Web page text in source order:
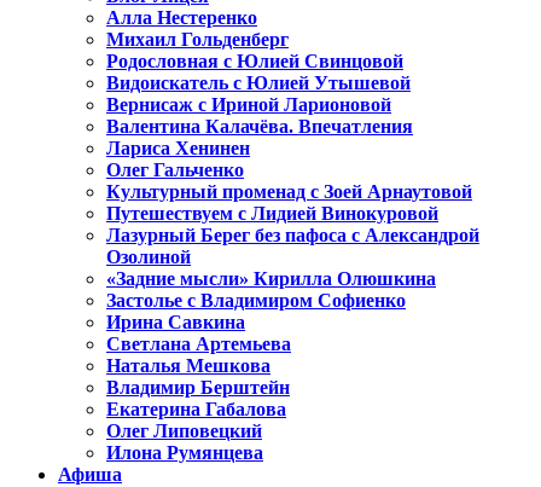
Алла Нестеренко
Михаил Гольденберг
Родословная с Юлией Свинцовой
Видоискатель с Юлией Утышевой
Вернисаж с Ириной Ларионовой
Валентина Калачёва. Впечатления
Лариса Хенинен
Олег Гальченко
Культурный променад с Зоей Арнаутовой
Путешествуем с Лидией Винокуровой
Лазурный Берег без пафоса с Александрой
Озолиной
«Задние мысли» Кирилла Олюшкина
Застолье с Владимиром Софиенко
Ирина Савкина
Светлана Артемьева
Наталья Мешкова
Владимир Берштейн
Екатерина Габалова
Олег Липовецкий
Илона Румянцева
Афиша